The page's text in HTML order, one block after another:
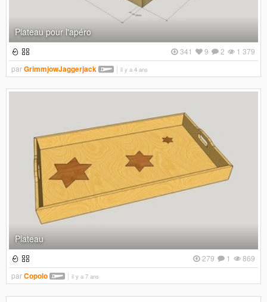
Plateau pour l'apéro
1 379
2
9
341
parGrimmjowJaggerjack il y a 4 ans
Plateau
869
1
279
parCopolo il y a 7 ans